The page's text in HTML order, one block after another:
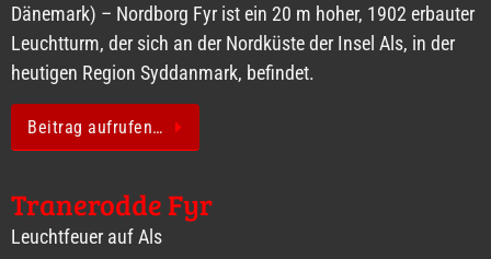
Dänemark) – Nordborg Fyr ist ein 20 m hoher, 1902 erbauter
Leuchtturm, der sich an der Nordküste der Insel Als, in der
heutigen Region Syddanmark, befindet.
Beitrag aufrufen…
Tranerodde Fyr
Leuchtfeuer auf Als